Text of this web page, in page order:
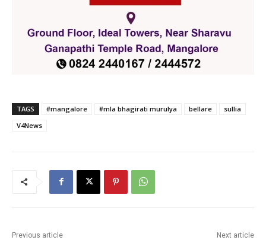
TAGS #mangalore #mla bhagirati murulya bellare
sullia
V4News
Previous article Next article